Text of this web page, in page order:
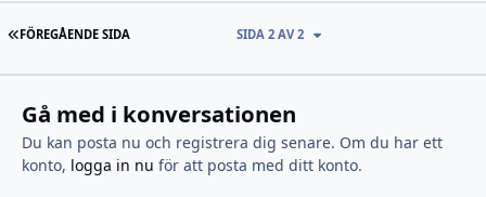
FÖRSTA SIDAN
FÖREGÅENDE SIDA SIDA 2 AV 2
Gå med i konversationen
Du kan posta nu och registrera dig senare. Om du har ett
konto, logga in nu för att posta med ditt konto.